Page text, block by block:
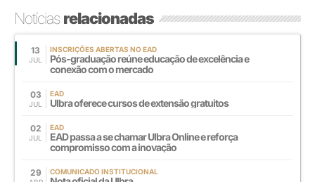
Notíciasrelacionadas
13
JUL
INSCRIÇÕES ABERTAS NO EAD
Pós-graduação reúne educação de excelência e
conexão com o mercado
03
JUL
EAD
Ulbra oferece cursos de extensão gratuitos
02
JUL
EAD
EAD passa a se chamar Ulbra Online e reforça
compromisso com a inovação
29 COMUNICADO INSTITUCIONAL